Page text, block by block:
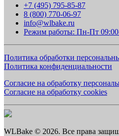
+7 (495) 795-85-87
8 (800) 770-06-97
info@wlbake.ru
Режим работы: Пн-Пт
Политика обработки
Политика конфиденциальности
Согласие на обработку
Согласие на обработку cookies
WLBake © 2026. Все права